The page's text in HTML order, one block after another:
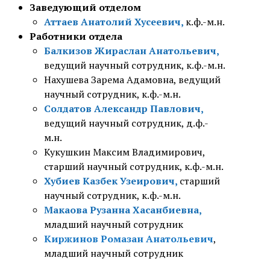
Заведующий отделом
Аттаев Анатолий Хусеевич, к.ф.-м.н.
Работники отдела
Балкизов Жираслан Анатольевич,
ведущий научный сотрудник, к.ф.-м.н.
Нахушева Зарема Адамовна, ведущий
научный сотрудник, к.ф.-м.н.
Солдатов Александр Павлович,
ведущий научный сотрудник, д.ф.-
м.н.
Кукушкин Максим Владимирович,
старший научный сотрудник, к.ф.-м.н.
Хубиев Казбек Узеирович, старший
научный сотрудник, к.ф.-м.н.
Макаова Рузанна Хасанбиевна,
младший научный сотрудник
Киржинов Ромазан Анатольевич,
младший научный сотрудник